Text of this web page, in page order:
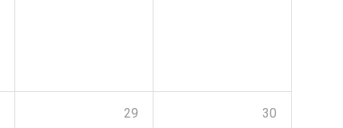
29 30